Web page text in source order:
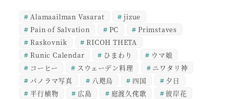
Alamaailman Vasarat
jizue
Pain of Salvation
PC
Primstaves
Raskovnik
RICOH THETA
Runic Calendar
ひまわり
ウマ娘
コーヒー
スウェーデン料理
ニワタリ神
パノラマ写真
八咫烏 四国
夕日
平行植物
広島 庭渡久侘歌
彼岸花